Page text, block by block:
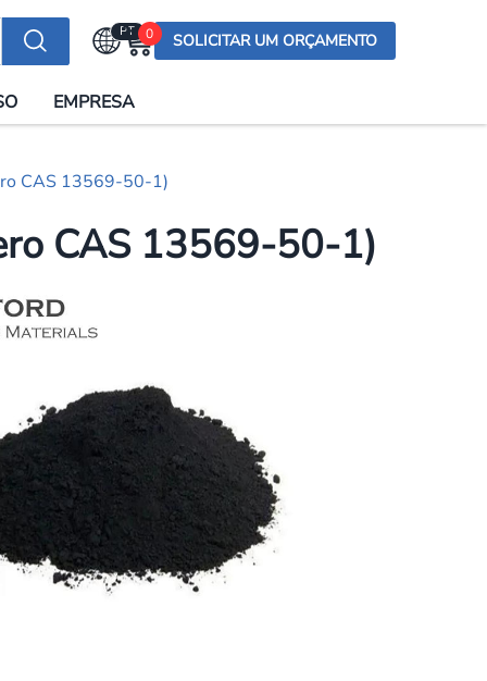
PT
English (US)
Española
Deutsch
Français
日本語
한국어
Português
العربية
Nederland
Polska
Sverige
0 SOLICITAR UM ORÇAMENTO
EMPRESA
CAS 13569-50-1)
CAS 13569-50-1)